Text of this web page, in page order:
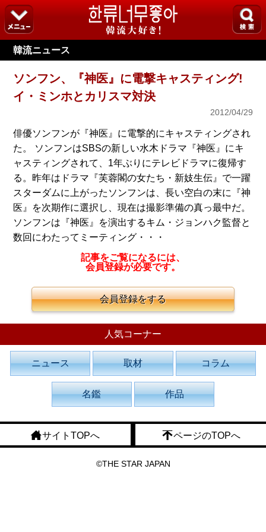
韓流ニュース
ソンフン、『神医』に電撃キャスティング!
イ・ミンホとカリスマ対決
2012/04/29
俳優ソンフンが『神医』に電撃的にキャスティングされ
た。 ソンフンはSBSの新しい水木ドラマ『神医』にキ
ャスティングされて、1年ぶりにテレビドラマに復帰す
る。昨年はドラマ『芙蓉閣の女たち・新妓生伝』で一躍
スターダムに上がったソンフンは、長い空白の末に『神
医』を次期作に選択し、現在は撮影準備の真っ最中だ。
ソンフンは『神医』を演出するキム・ジョンハク監督と
数回にわたってミーティング・・・
記事をご覧になるには、
会員登録が必要です。
会員登録をする
人気コーナー
ニュース 取材 コラム
名鑑 作品
サイトTOPへ ページのTOPへ
©THE STAR JAPAN